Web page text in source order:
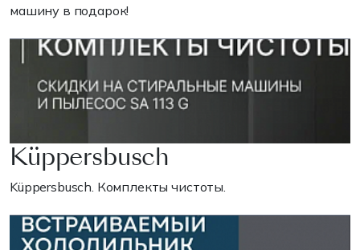
машину в подарок!
Küppersbusch
Küppersbusch. Комплекты чистоты.